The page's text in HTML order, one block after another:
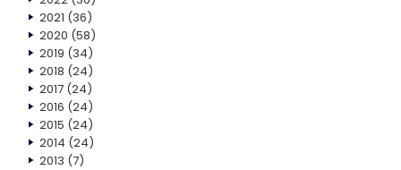
2021 (36)
2020 (58)
2019 (34)
2018 (24)
2017(24)
2016 (24)
2015 (24)
2014 (24)
2013 (7)